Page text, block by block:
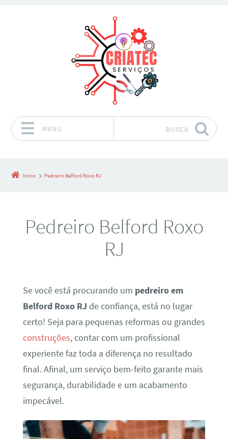
MENU BUSCA
Início Pedreiro Belford Roxo RJ
Pedreiro Belford Roxo
RJ
Se você está procurando um pedreiro em
Belford Roxo RJ de confiança, está no lugar
certo! Seja para pequenas reformas ou grandes
construções, contar com um profissional
experiente faz toda a diferença no resultado
final. Afinal, um serviço bem-feito garante mais
segurança, durabilidade e um acabamento
impecável.